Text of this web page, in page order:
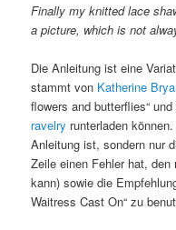
Finally my knitted lace
a picture, which is not
Die Anleitung ist eine
stammt von Katherine
flowers and butterflies“
ravelry runterladen
Anleitung ist, sondern nur
Zeile einen Fehler hat,
kann) sowie die
Waitress Cast On“ zu